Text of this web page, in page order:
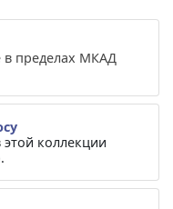
в пределах МКАД
коллекции